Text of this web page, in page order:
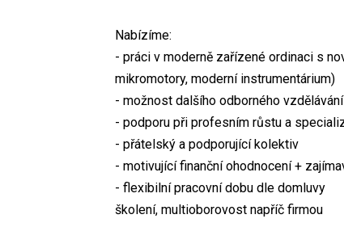
Nabízíme:
- práci v moderně zařízené ordinaci s
mikromotory, moderní instrumentárium)
- možnost dalšího odborného
- podporu při profesním růstu a
- přátelský a podporující kolektiv
- motivující finanční ohodnocení +
- flexibilní pracovní dobu dle domluvy
školení, multioborovost napříč firmou